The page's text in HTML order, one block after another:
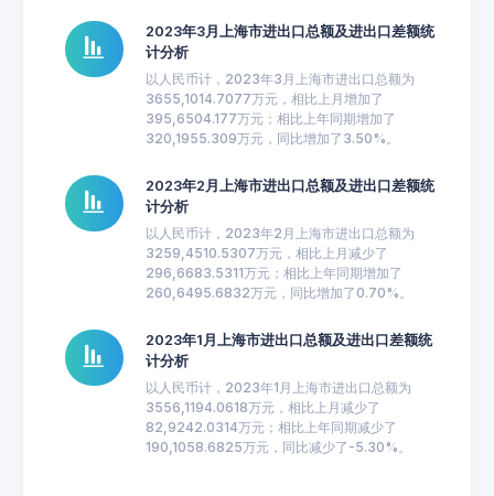
2023年3月上海市进出口总额及进出口差额统
计分析
以人民币计，2023年3月上海市进出口总额为
3655,1014.7077万元，相比上月增加了
395,6504.177万元；相比上年同期增加了
320,1955.309万元，同比增加了3.50%。
2023年2月上海市进出口总额及进出口差额统
计分析
以人民币计，2023年2月上海市进出口总额为
3259,4510.5307万元，相比上月减少了
296,6683.5311万元；相比上年同期增加了
260,6495.6832万元，同比增加了0.70%。
2023年1月上海市进出口总额及进出口差额统
计分析
以人民币计，2023年1月上海市进出口总额为
3556,1194.0618万元，相比上月减少了
82,9242.0314万元；相比上年同期减少了
190,1058.6825万元，同比减少了-5.30%。